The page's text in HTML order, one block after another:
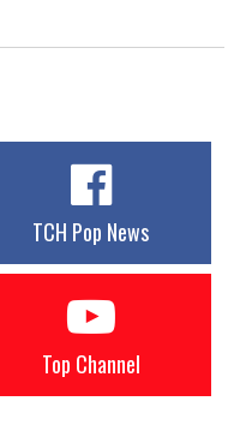
TCH Pop News
Top Channel